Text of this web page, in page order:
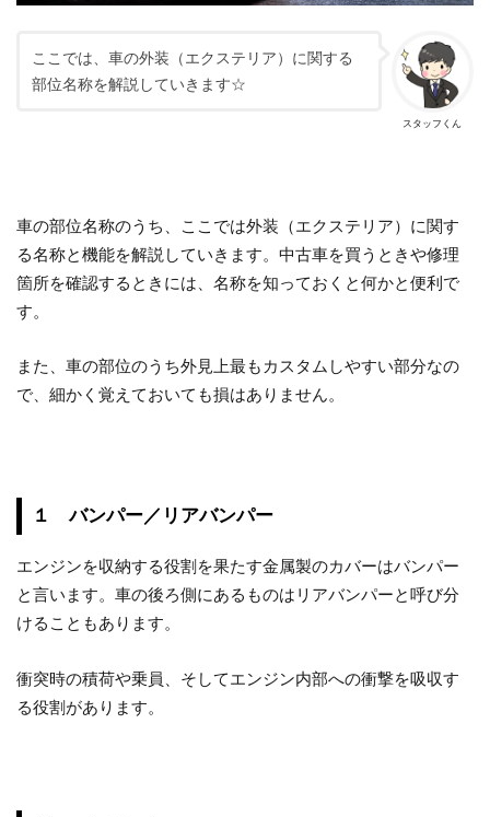
スタッフくん
ここでは、車の外装（エクステリア）に関する
部位名称を解説していきます☆
車の部位名称のうち、ここでは外装（エクステリア）に関す
る名称と機能を解説していきます。中古車を買うときや修理
箇所を確認するときには、名称を知っておくと何かと便利で
す。
また、車の部位のうち外見上最もカスタムしやすい部分なの
で、細かく覚えておいても損はありません。
１ バンパー／リアバンパー
エンジンを収納する役割を果たす金属製のカバーはバンパー
と言います。車の後ろ側にあるものはリアバンパーと呼び分
けることもあります。
衝突時の積荷や乗員、そしてエンジン内部への衝撃を吸収す
る役割があります。